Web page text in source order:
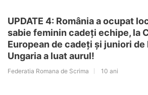
UPDATE 4: România a ocupat
sabie feminin cadeți echipe, la
European de cadeți și juniori de
Ungaria a luat aurul!
Federatia Romana de Scrima 10 ani